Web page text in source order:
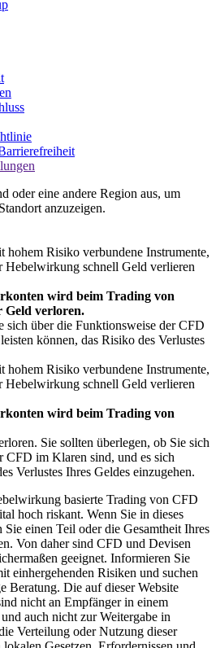
oder eine andere Region aus, um
anzuzeigen.
Risiko verbundene Instrumente,
Hebelwirkung schnell Geld verlieren
wird beim Trading von
Geld verloren.
sich über die Funktionsweise der CFD
können, das Risiko des Verlustes
Risiko verbundene Instrumente,
Hebelwirkung schnell Geld verlieren
wird beim Trading von
Sie sollten überlegen, ob Sie sich
CFD im Klaren sind, und es sich
Verlustes Ihres Geldes einzugehen.
basierte Trading von CFD
hoch riskant. Wenn Sie in dieses
einen Teil oder die Gesamtheit Ihres
Von daher sind CFD und Devisen
geeignet. Informieren Sie
einhergehenden Risiken und suchen
Beratung. Die auf dieser Website
nicht an Empfänger in einem
auch nicht zur Weitergabe in
Verteilung oder Nutzung dieser